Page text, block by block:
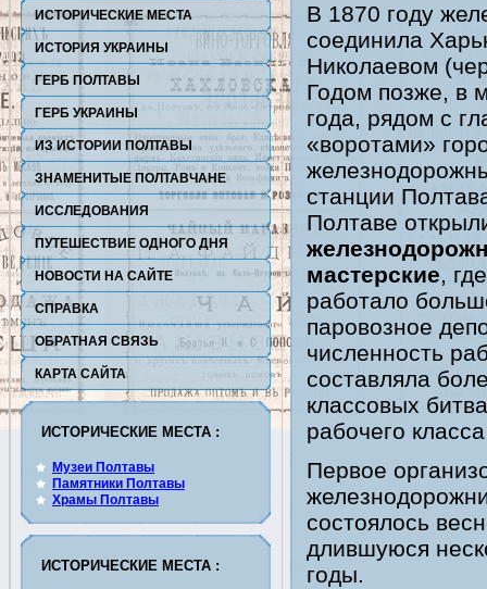
ИСТОРИЧЕСКИЕ МЕСТА
ПОЛТАВЫ
ИСТОРИЯ УКРАИНЫ
ГЕРБ ПОЛТАВЫ
ГЕРБ УКРАИНЫ
ИЗ ИСТОРИИ ПОЛТАВЫ
ЗНАМЕНИТЫЕ ПОЛТАВЧАНЕ
ИССЛЕДОВАНИЯ
ПУТЕШЕСТВИЕ ОДНОГО ДНЯ
НОВОСТИ НА САЙТЕ
СПРАВКА
ОБРАТНАЯ СВЯЗЬ
КАРТА САЙТА
ИСТОРИЧЕСКИЕ МЕСТА :
Музеи Полтавы
Памятники Полтавы
Храмы Полтавы
ИСТОРИЧЕСКИЕ МЕСТА :
В 1870 году
соединила
Николаевом
Годом позже, в
года, рядом с
«воротами»
станции
Полтаве
мастерские,
работало
паровозное
численность
составляла
классовых
рабочего
Первое
состоялось
длившуюся
годы.